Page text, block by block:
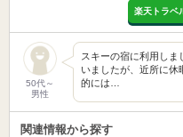
楽天トラベ
50代～
男性
スキーの宿に利用しま
いましたが、近所に休
的には…
関連情報から探す